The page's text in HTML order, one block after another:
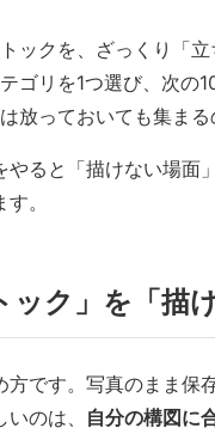
ックを、ざっくり「
ゴリを1つ選び、次の
放っておいても集ま
やると「描けない場面
。
ック」を「描
方です。写真のまま保
のは、
自分の構図に